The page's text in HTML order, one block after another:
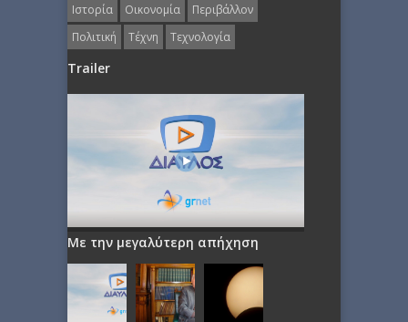
Ιστορία
Οικονομία
Περιβάλλον
Πολιτική
Τέχνη Τεχνολογία
Trailer
Με την μεγαλύτερη απήχηση